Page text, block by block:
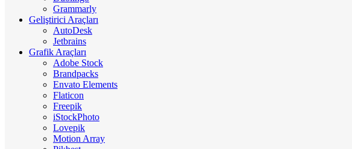
Grammarly
Geliştirici Araçları
AutoDesk
Jetbrains
Grafik Araçları
Adobe Stock
Brandpacks
Envato Elements
Flaticon
Freepik
iStockPhoto
Lovepik
Motion Array